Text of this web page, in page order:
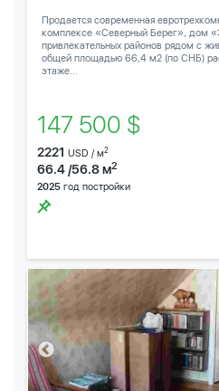
Продается современная
комплексе «Северный Берег», дом
привлекательных районов рядом с
общей площадью 66,4 м2 (по СНБ)
этаже...
147 500 $
2221 USD / м2
66.4 /56.8 м2
2025 год постройки